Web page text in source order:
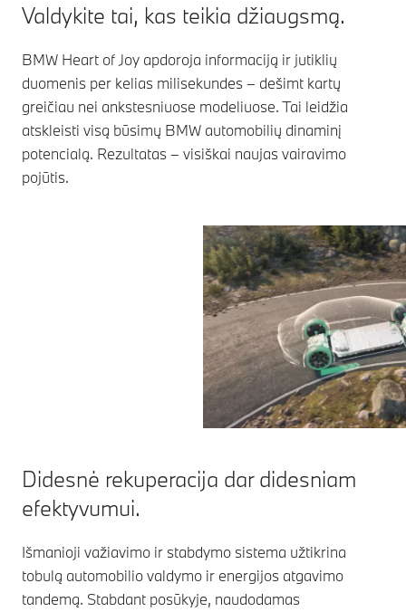
Valdykite tai, kas teikia džiaugsmą.
BMW Heart of Joy apdoroja informaciją ir jutiklių
duomenis per kelias milisekundes – dešimt kartų
greičiau nei ankstesniuose modeliuose. Tai leidžia
atskleisti visą būsimų BMW automobilių dinaminį
potencialą. Rezultatas – visiškai naujas vairavimo
pojūtis.
Didesnė rekuperacija dar didesniam
efektyvumui.
Išmanioji važiavimo ir stabdymo sistema užtikrina
tobulą automobilio valdymo ir energijos atgavimo
tandemą. Stabdant posūkyje, naudodamas